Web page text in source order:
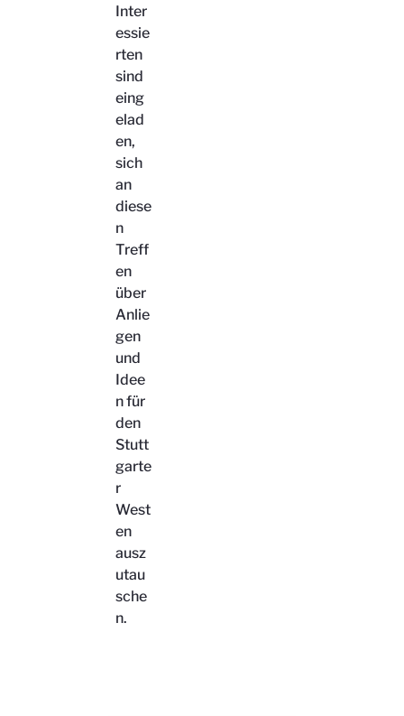
Inter
essie
rten
sind
eing
elad
en,
sich
an
diese
n
Treff
en
über
Anlie
gen
und
Idee
n für
den
Stutt
garte
r
West
en
ausz
utau
sche
n.